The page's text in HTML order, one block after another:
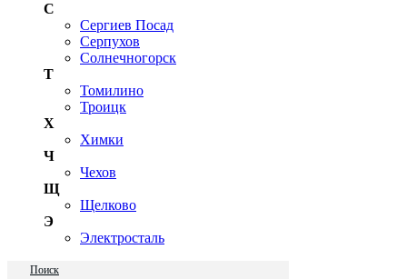
С
Сергиев Посад
Серпухов
Солнечногорск
Т
Томилино
Троицк
Х
Химки
Ч
Чехов
Щ
Щелково
Э
Электросталь
Поиск